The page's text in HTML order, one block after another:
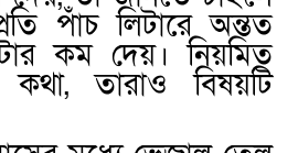
পাঁচ লিটারে অন্তত
কম দেয়। নিয়মিত
কথা, তারাও বিষয়টি